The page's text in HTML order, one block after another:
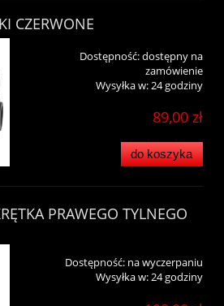
CZERWONE
Dostępność:dostępny na
zamówienie
Wysyłka w:24 godziny
89,00 zł
do koszyka
PRAWEGO TYLNEGO
Dostępność: na wyczerpaniu
Wysyłka w:24 godziny